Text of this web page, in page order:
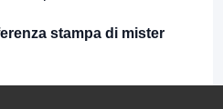
stampa di mister